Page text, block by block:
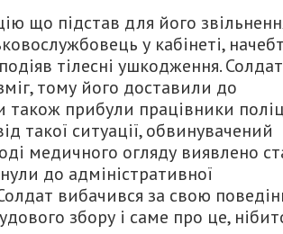
що підстав для його
у кабінеті,
тілесні ушкодження. Солдат
тому його доставили до
також прибули працівники
такої ситуації, обвинувачений
медичного огляду виявлено
до адміністративної
вибачився за свою
збору і саме про це,